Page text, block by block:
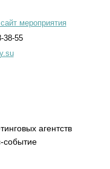
мероприятия
38-55
агентств
событие